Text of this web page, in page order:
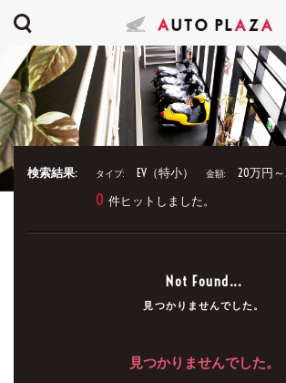
検索結果: タイプ: EV（特小） 金額: 20万円
0 件ヒットしました。
Not Found...
見つかりませんでした。
見つかりませんでした。